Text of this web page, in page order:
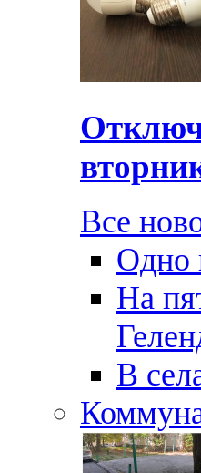
Все
Одно
На
В